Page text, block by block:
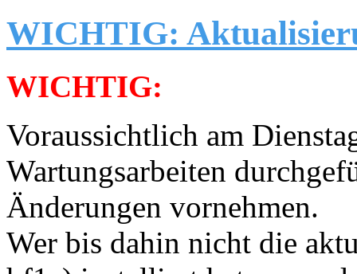
WICHTIG:
WICHTIG:
Voraussichtlich am
Wartungsarbeiten
Änderungen vornehmen.
Wer bis dahin nicht die